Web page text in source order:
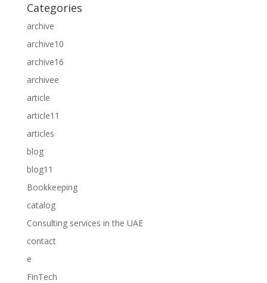
Categories
archive
archive10
archive16
archivee
article
article11
articles
blog
blog11
Bookkeeping
catalog
Consulting services in the UAE
contact
e
FinTech